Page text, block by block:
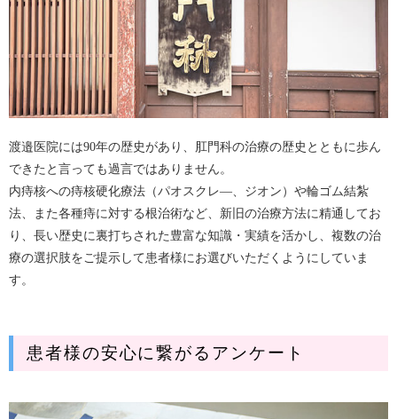
渡邉医院には90年の歴史があり、肛門科の治療の歴史とともに歩ん
できたと言っても過言ではありません。
内痔核への痔核硬化療法（パオスクレ―、ジオン）や輪ゴム結紮
法、また各種痔に対する根治術など、新旧の治療方法に精通してお
り、長い歴史に裏打ちされた豊富な知識・実績を活かし、複数の治
療の選択肢をご提示して患者様にお選びいただくようにしていま
す。
患者様の安心に繋がるアンケート